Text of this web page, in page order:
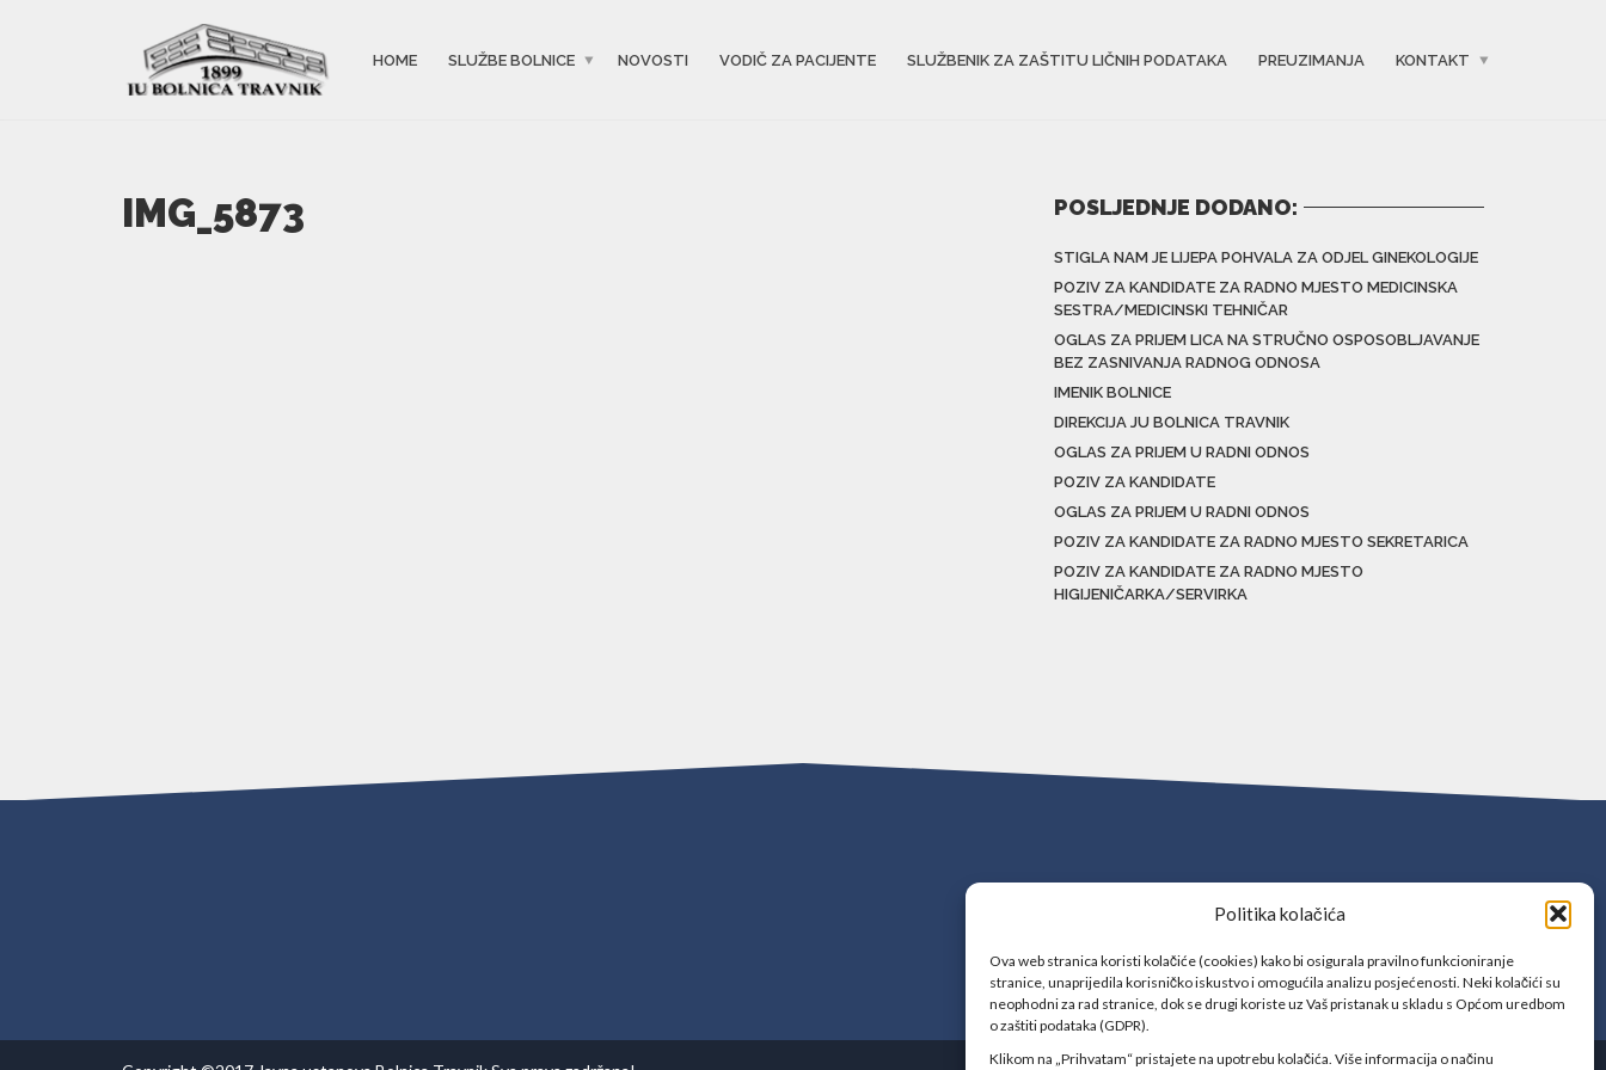
Politika kolačića
Ova web stranica koristi kolačiće (cookies) kako bi osigurala pravilno funkcioniranje
stranice, unaprijedila korisničko iskustvo i omogućila analizu posjećenosti. Neki kolačići su
neophodni za rad stranice, dok se drugi koriste uz Vaš pristanak u skladu s Općom uredbom
o zaštiti podataka (GDPR).
Klikom na „Prihvatam“ pristajete na upotrebu kolačića. Više informacija o načinu
HOME SLUŽBE BOLNICE NOVOSTI VODIČ ZA PACIJENTE SLUŽBENIK ZA ZAŠTITU LIČNIH PODATAKA PREUZIMANJA KONTAKT
IMG_5873 POSLJEDNJE DODANO:
STIGLA NAM JE LIJEPA POHVALA ZA ODJEL GINEKOLOGIJE
POZIV ZA KANDIDATE ZA RADNO MJESTO MEDICINSKA
SESTRA/MEDICINSKI TEHNIČAR
OGLAS ZA PRIJEM LICA NA STRUČNO OSPOSOBLJAVANJE
BEZ ZASNIVANJA RADNOG ODNOSA
IMENIK BOLNICE
DIREKCIJA JU BOLNICA TRAVNIK
OGLAS ZA PRIJEM U RADNI ODNOS
POZIV ZA KANDIDATE
OGLAS ZA PRIJEM U RADNI ODNOS
POZIV ZA KANDIDATE ZA RADNO MJESTO SEKRETARICA
POZIV ZA KANDIDATE ZA RADNO MJESTO
HIGIJENIČARKA/SERVIRKA